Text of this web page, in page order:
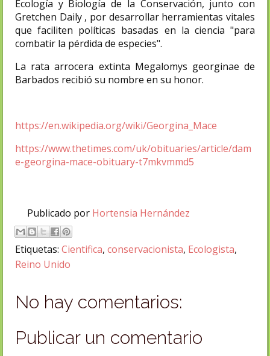
Ecología y Biología de la Conservación, junto con
Gretchen Daily , por desarrollar herramientas vitales
que faciliten políticas basadas en la ciencia "para
combatir la pérdida de especies".
La rata arrocera extinta Megalomys georginae de
Barbados recibió su nombre en su honor.
https://en.wikipedia.org/wiki/Georgina_Mace
https://www.thetimes.com/uk/obituaries/article/dam
e-georgina-mace-obituary-t7mkvmmd5
Publicado por Hortensia Hernández
Etiquetas: Cientifica, conservacionista, Ecologista,
Reino Unido
No hay comentarios:
Publicar un comentario